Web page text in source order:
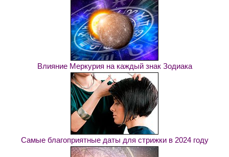
Влияние Меркурия на каждый знак Зодиака
Самые благоприятные даты для стрижки в 2024 году